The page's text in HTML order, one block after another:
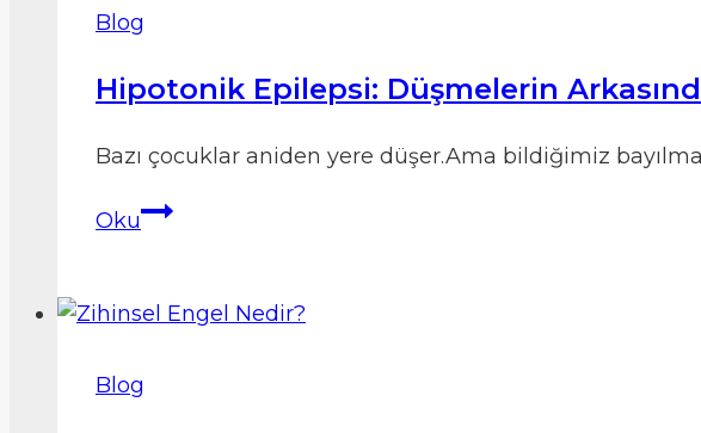
Mitler
Gerçekler
Blog
Hipotonik Epilepsi: Düşmelerin
Bazı çocuklar aniden yere düşer.Ama bildiğimiz
OkuHipotonik
Arkasında
Var?
Blog